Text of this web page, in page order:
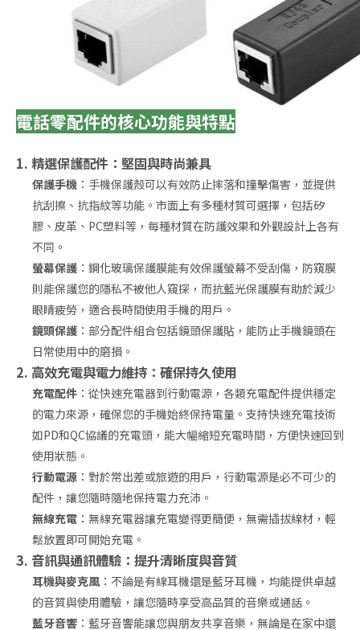
電話零配件的核心功能與特點
1. 精選保護配件：堅固與時尚兼具
保護手機 ：手機保護殼可以有效防止摔落和撞擊傷害，並提供
抗刮擦、抗指紋等功能。市面上有多種材質可選擇，包括矽
膠、皮革、PC塑料等，每種材質在防護效果和外觀設計上各有
不同。
螢幕保護 ：鋼化玻璃保護膜能有效保護螢幕不受刮傷，防窺膜
則能保護您的隱私不被他人窺探，而抗藍光保護膜有助於減少
眼睛疲勞，適合長時間使用手機的用戶。
鏡頭保護 ：部分配件組合包括鏡頭保護貼，能防止手機鏡頭在
日常使用中的磨損。
2. 高效充電與電力維持：確保持久使用
充電配件 ：從快速充電器到行動電源，各類充電配件提供穩定
的電力來源，確保您的手機始終保持電量。支持快速充電技術
如PD和QC協議的充電頭，能大幅縮短充電時間，方便快速回到
使用狀態。
行動電源 ：對於常出差或旅遊的用戶，行動電源是必不可少的
配件，讓您隨時隨地保持電力充沛。
無線充電 ：無線充電器讓充電變得更簡便，無需插拔線材，輕
鬆放置即可開始充電。
3. 音訊與通訊體驗：提升清晰度與音質
耳機與麥克風：不論是有線耳機還是藍牙耳機，均能提供卓越
的音質與使用體驗，讓您隨時享受高品質的音樂或通話。
藍牙音響 ：藍牙音響能讓您與朋友共享音樂，無論是在家中還